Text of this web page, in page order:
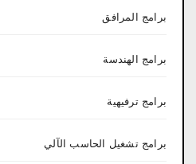
برامج المرافق
برامج الهندسة
برامج ترفيهية
برامج تشغيل الحاسب الآلي